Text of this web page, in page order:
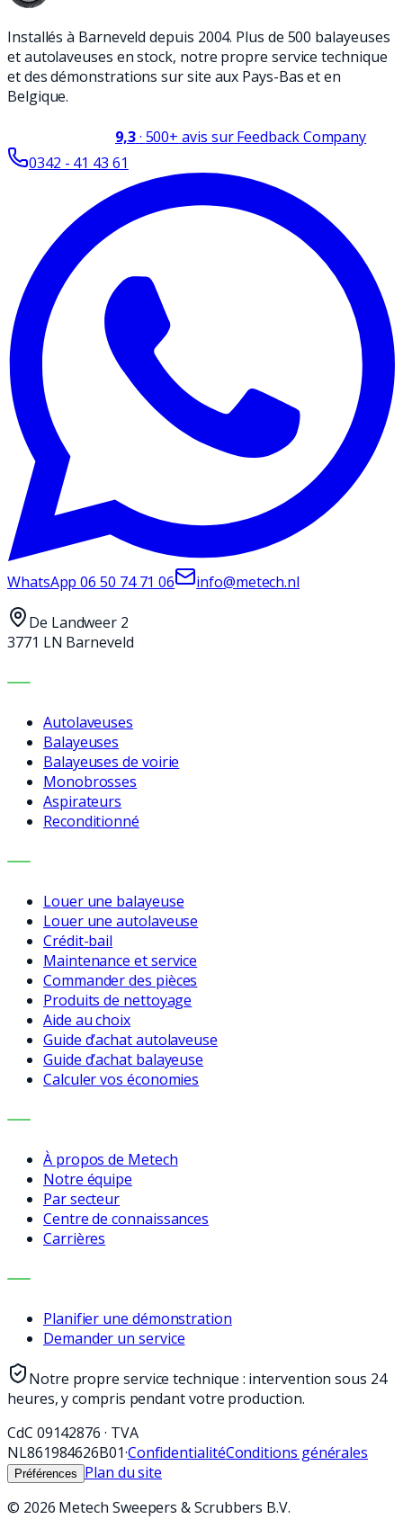
Installés à Barneveld depuis 2004. Plus de 500 balayeuses
et autolaveuses en stock, notre propre service technique
et des démonstrations sur site aux Pays-Bas et en
Belgique.
9,3· 500+ avis sur Feedback Company
0342 - 41 43 61
WhatsApp06 50 74 71 06 info@metech.nl
De Landweer 2
3771 LN Barneveld
MACHINES
Autolaveuses
Balayeuses
Balayeuses de voirie
Monobrosses
Aspirateurs
Reconditionné
SERVICES
Louer une balayeuse
Louer une autolaveuse
Crédit-bail
Maintenance et service
Commander des pièces
Produits de nettoyage
Aide au choix
Guide d’achat autolaveuse
Guide d’achat balayeuse
Calculer vos économies
ENTREPRISE
À propos de Metech
Notre équipe
Par secteur
Centre de connaissances
Carrières
CONTACT
Planifier une démonstration
Demander un service
Notre propre service technique : intervention sous 24
heures, y compris pendant votre production.
CdC 09142876 · TVA
NL861984626B01·ConfidentialitéConditions générales
Préférences
Plan du site
© 2026 Metech Sweepers & Scrubbers B.V.